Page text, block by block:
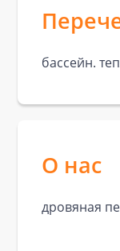
бассейн.
О нас
дровяная